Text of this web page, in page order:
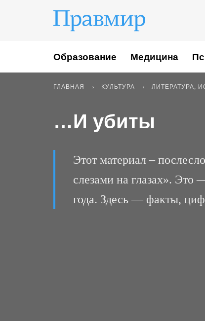
Образование Медицина
ГЛАВНАЯ КУЛЬТУРА ЛИТЕРАТУРА,
…И убиты
Этот материал –
слезами на глазах». Это
года. Здесь — факты,